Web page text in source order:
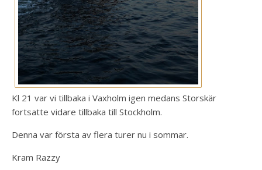
Kl 21 var vi tillbaka i Vaxholm igen medans Storskär
fortsatte vidare tillbaka till Stockholm.
Denna var första av flera turer nu i sommar.
Kram Razzy